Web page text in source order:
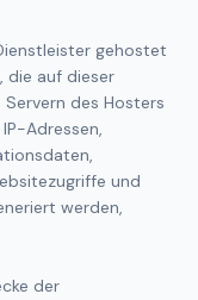
gehostet
die auf dieser
des Hosters
Adressen,
und
werden,
der